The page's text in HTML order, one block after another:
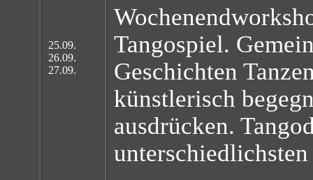
25.09.
26.09.
27.09.
Tangospiel.
Geschichten
künstlerisch
ausdrücken.